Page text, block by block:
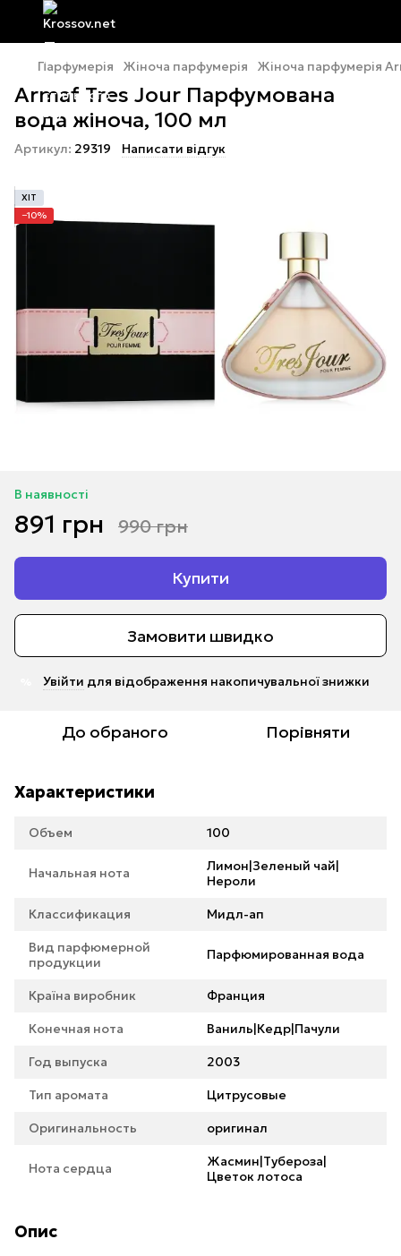
Парфумерія Жіноча парфумерія Жіноча парфумерія
Armaf Tres Jour Парфумована
вода жіноча, 100 мл
Артикул: 29319 Написати відгук
ХІТ
−10%
В наявності
891 грн 990 грн
Купити
Замовити швидко
Увійти для відображення накопичувальної знижки
До обраного Порівняти
Характеристики
Объем 100
Начальная нота
Лимон|Зеленый чай|
Нероли
Классификация Мидл-ап
Вид парфюмерной
продукции
Парфюмированная вода
Країна виробник Франция
Конечная нота Ваниль|Кедр|Пачули
Год выпуска 2003
Тип аромата Цитрусовые
Оригинальность оригинал
Нота сердца
Жасмин|Тубероза|
Цветок лотоса
Опис